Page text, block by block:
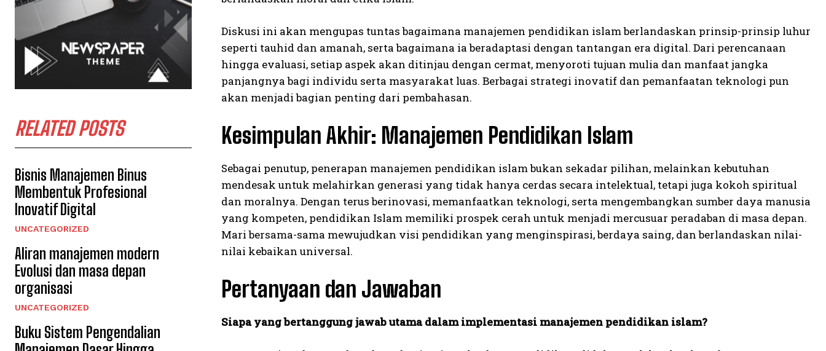
RELATED POSTS
Bisnis Manajemen Binus
Membentuk Profesional
Inovatif Digital
UNCATEGORIZED
Aliran manajemen modern
Evolusi dan masa depan
organisasi
UNCATEGORIZED
Buku Sistem Pengendalian
Diskusi ini akan mengupas tuntas bagaimana manajemen pendidikan islam berlandaskan prinsip-prinsip luhur
seperti tauhid dan amanah, serta bagaimana ia beradaptasi dengan tantangan era digital. Dari perencanaan
hingga evaluasi, setiap aspek akan ditinjau dengan cermat, menyoroti tujuan mulia dan manfaat jangka
panjangnya bagi individu serta masyarakat luas. Berbagai strategi inovatif dan pemanfaatan teknologi pun
akan menjadi bagian penting dari pembahasan.
Kesimpulan Akhir: Manajemen Pendidikan Islam
Sebagai penutup, penerapan manajemen pendidikan islam bukan sekadar pilihan, melainkan kebutuhan
mendesak untuk melahirkan generasi yang tidak hanya cerdas secara intelektual, tetapi juga kokoh spiritual
dan moralnya. Dengan terus berinovasi, memanfaatkan teknologi, serta mengembangkan sumber daya manusia
yang kompeten, pendidikan Islam memiliki prospek cerah untuk menjadi mercusuar peradaban di masa depan.
Mari bersama-sama mewujudkan visi pendidikan yang menginspirasi, berdaya saing, dan berlandaskan nilai-
nilai kebaikan universal.
Pertanyaan dan Jawaban
Siapa yang bertanggung jawab utama dalam implementasi manajemen pendidikan islam?